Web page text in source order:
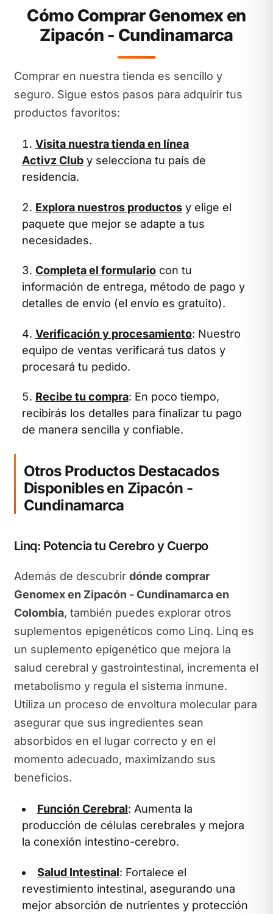
Cómo Comprar Genomex en
Zipacón - Cundinamarca
Comprar en nuestra tienda es sencillo y
seguro. Sigue estos pasos para adquirir tus
productos favoritos:
Visita nuestra tienda en línea
Activz Club y selecciona tu país de
residencia.
Explora nuestros productos y elige el
paquete que mejor se adapte a tus
necesidades.
Completa el formulario con tu
información de entrega, método de pago y
detalles de envío (el envío es gratuito).
Verificación y procesamiento: Nuestro
equipo de ventas verificará tus datos y
procesará tu pedido.
Recibe tu compra: En poco tiempo,
recibirás los detalles para finalizar tu pago
de manera sencilla y confiable.
Otros Productos Destacados
Disponibles en Zipacón -
Cundinamarca
Linq: Potencia tu Cerebro y Cuerpo
Además de descubrir dónde comprar
Genomex en Zipacón - Cundinamarca en
Colombia, también puedes explorar otros
suplementos epigenéticos como Linq. Linq es
un suplemento epigenético que mejora la
salud cerebral y gastrointestinal, incrementa el
metabolismo y regula el sistema inmune.
Utiliza un proceso de envoltura molecular para
asegurar que sus ingredientes sean
absorbidos en el lugar correcto y en el
momento adecuado, maximizando sus
beneficios.
Función Cerebral: Aumenta la
producción de células cerebrales y mejora
la conexión intestino-cerebro.
Salud Intestinal: Fortalece el
revestimiento intestinal, asegurando una
mejor absorción de nutrientes y protección